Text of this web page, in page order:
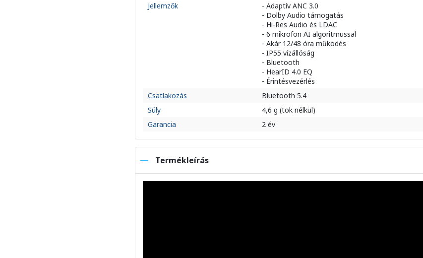
Jellemzők
- Adaptív ANC 3.0
- Dolby Audio támogatás
- Hi-Res Audio és LDAC
- 6 mikrofon AI algoritmussal
- Akár 12/48 óra működés
- IP55 vízállóság
- Bluetooth
- HearID 4.0 EQ
- Érintésvezérlés
Csatlakozás
Bluetooth 5.4
Súly
4,6 g (tok nélkül)
Garancia
2 év
Termékleírás